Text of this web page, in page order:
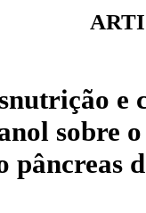
e
sobre
pâncreas